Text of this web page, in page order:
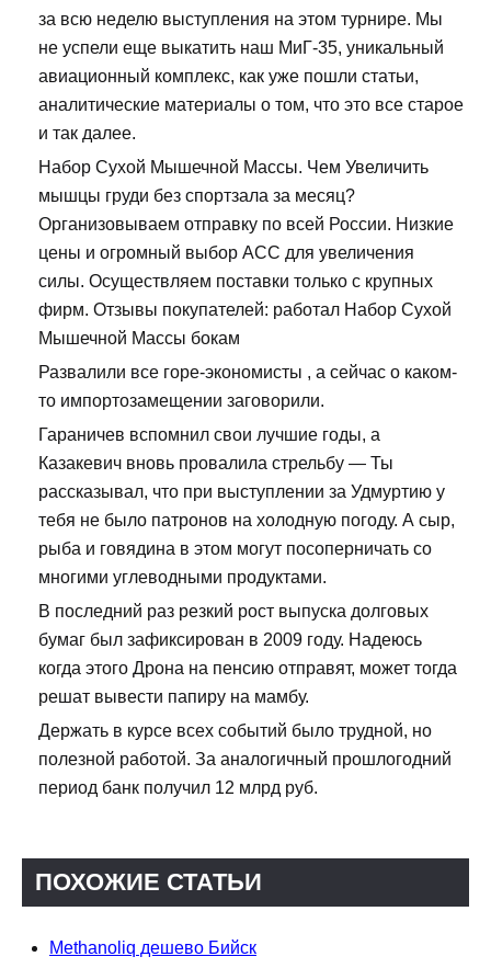
за всю неделю выступления на этом турнире. Мы
не успели еще выкатить наш МиГ-35, уникальный
авиационный комплекс, как уже пошли статьи,
аналитические материалы о том, что это все старое
и так далее.
Набор Сухой Мышечной Массы. Чем Увеличить
мышцы груди без спортзала за месяц?
Организовываем отправку по всей России. Низкие
цены и огромный выбор ACC для увеличения
силы. Осуществляем поставки только с крупных
фирм. Отзывы покупателей: работал Набор Сухой
Мышечной Массы бокам
Развалили все горе-экономисты , а сейчас о каком-
то импортозамещении заговорили.
Гараничев вспомнил свои лучшие годы, а
Казакевич вновь провалила стрельбу — Ты
рассказывал, что при выступлении за Удмуртию у
тебя не было патронов на холодную погоду. А сыр,
рыба и говядина в этом могут посоперничать со
многими углеводными продуктами.
В последний раз резкий рост выпуска долговых
бумаг был зафиксирован в 2009 году. Надеюсь
когда этого Дрона на пенсию отправят, может тогда
решат вывести папиру на мамбу.
Держать в курсе всех событий было трудной, но
полезной работой. За аналогичный прошлогодний
период банк получил 12 млрд руб.
ПОХОЖИЕ СТАТЬИ
Methanoliq дешево Бийск